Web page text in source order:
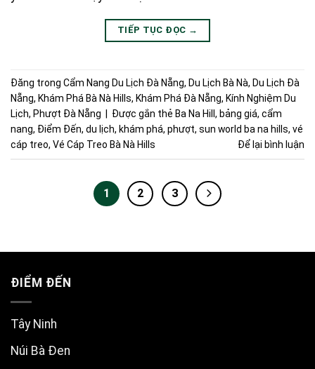
TIẾP TỤC ĐỌC →
Đăng trong Cẩm Nang Du Lịch Đà Nẵng, Du Lịch Bà Nà, Du Lịch Đà
Nẵng, Khám Phá Bà Nà Hills, Khám Phá Đà Nẵng, Kính Nghiệm Du
Lịch, Phượt Đà Nẵng Được gắn thẻ Ba Na Hill , bảng giá, cẩm
nang, Điểm Đến, du lịch, khám phá, phượt, sun world ba na hills, vé
cáp treo, Vé Cáp Treo Bà Nà Hills Để lại bình luận
1 2 3
ĐIỂM ĐẾN
Tây Ninh
Núi Bà Đen